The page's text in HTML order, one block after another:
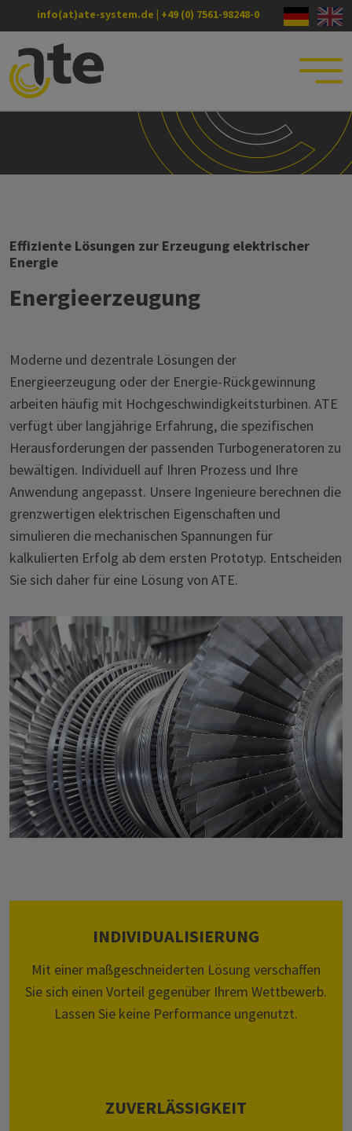
info(at)ate-system.de | +49 (0) 7561-98248-0
Effiziente Lösungen zur Erzeugung elektrischer
Energie
Energieerzeugung
Moderne und dezentrale Lösungen der
Energieerzeugung oder der Energie-Rückgewinnung
arbeiten häufig mit Hochgeschwindigkeitsturbinen. ATE
verfügt über langjährige Erfahrung, die spezifischen
Herausforderungen der passenden Turbogeneratoren zu
bewältigen. Individuell auf Ihren Prozess und Ihre
Anwendung angepasst. Unsere Ingenieure berechnen die
grenzwertigen elektrischen Eigenschaften und
simulieren die mechanischen Spannungen für
kalkulierten Erfolg ab dem ersten Prototyp. Entscheiden
Sie sich daher für eine Lösung von ATE.
INDIVIDUALISIERUNG
Mit einer maßgeschneiderten Lösung verschaffen
Sie sich einen Vorteil gegenüber Ihrem Wettbewerb.
Lassen Sie keine Performance ungenutzt.
ZUVERLÄSSIGKEIT